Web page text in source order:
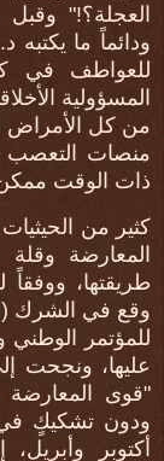
العجلة؟!"
ودائماً ما يكتبه
للعواطف في
المسؤولية
من كل الأمراض
منصات
ذات الوقت
كثير من
المعارضة
طريقتها،
وقع في الشرك
للمؤتمر
عليها، ونجحت
"قوى المعارضة
ودون تشكيكٍ
أكتوبر